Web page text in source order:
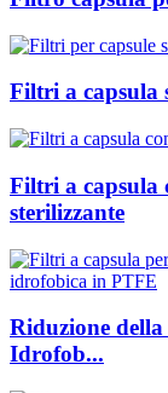
Filtri a capsula
Filtri a capsula
sterilizzante
Riduzione
Idrofob...